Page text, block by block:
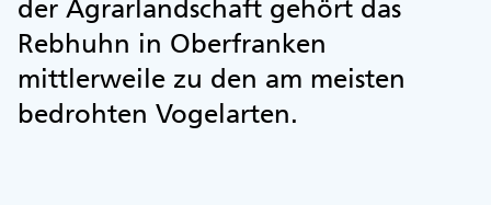
der Agrarlandschaft gehört das
Rebhuhn in Oberfranken
mittlerweile zu den am meisten
bedrohten Vogelarten.